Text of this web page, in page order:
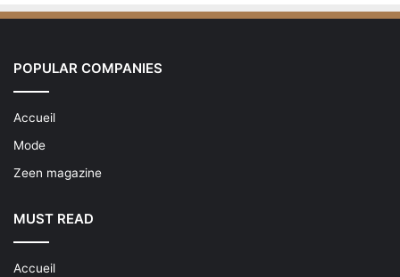
POPULAR COMPANIES
Accueil
Mode
Zeen magazine
MUST READ
Accueil